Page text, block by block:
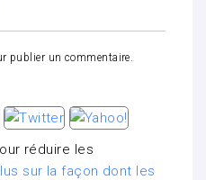
publier un commentaire.
réduire les
sur la façon dont les